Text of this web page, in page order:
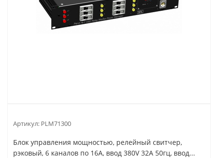
Артикул: PLM71300
Блок управления мощностью, релейный свитчер,
рэковый, 6 каналов по 16А, ввод 380V 32A 50гц, ввод...